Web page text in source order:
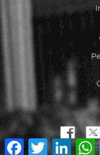
Facebook
Twitter